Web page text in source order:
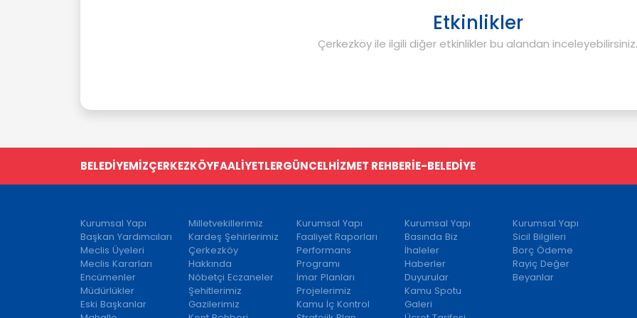
Etkinlikler
Çerkezköy ile ilgili diğer etkinlikler bu alandan inceleyebilirsiniz.
BELEDİYEMİZÇERKEZKÖYFAALİYETLERGÜNCELHİZMET REHBERİE-BELEDİYE
Kurumsal Yapı
Başkan Yardımcıları
Meclis Üyeleri
Meclis Kararları
Encümenler
Müdürlükler
Eski Başkanlar
Milletvekillerimiz
Kardeş Şehirlerimiz
Çerkezköy
Hakkında
Nöbetçi Eczaneler
Şehitlerimiz
Gazilerimiz
Kurumsal Yapı
Faaliyet Raporları
Performans
Programı
İmar Planları
Projelerimiz
Kamu İç Kontrol
Kurumsal Yapı
Basında Biz
İhaleler
Haberler
Duyurular
Kamu Spotu
Galeri
Kurumsal Yapı
Sicil Bilgileri
Borç Ödeme
Rayiç Değer
Beyanlar